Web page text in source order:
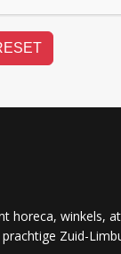
horeca, winkels,
Zuid-